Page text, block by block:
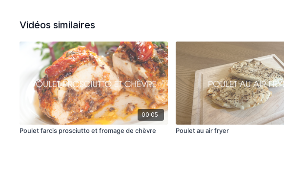
Vidéos similaires
00:05
Poulet farcis prosciutto et fromage de chèvre Poulet au air fryer